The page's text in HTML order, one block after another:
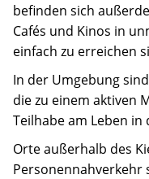
befinden sich
Cafés und Kinos in
einfach zu erreichen
In der Umgebung
die zu einem aktiven
Teilhabe am Leben
Orte außerhalb des
Personennahverkehr